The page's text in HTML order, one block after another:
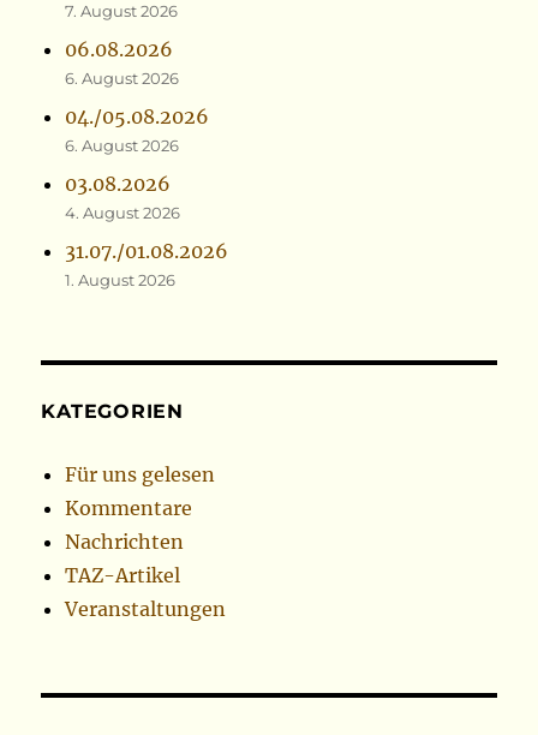
7. August 2026
06.08.2026
6. August 2026
04./05.08.2026
6. August 2026
03.08.2026
4. August 2026
31.07./01.08.2026
1. August 2026
KATEGORIEN
Für uns gelesen
Kommentare
Nachrichten
TAZ-Artikel
Veranstaltungen